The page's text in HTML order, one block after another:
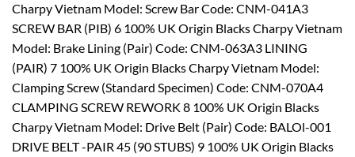
Charpy Vietnam Model: Screw Bar Code: CNM-041A3
SCREW BAR (PIB) 6 100% UK Origin Blacks Charpy Vietnam
Model: Brake Lining (Pair) Code: CNM-063A3 LINING
(PAIR) 7 100% UK Origin Blacks Charpy Vietnam Model:
Clamping Screw (Standard Specimen) Code: CNM-070A4
CLAMPING SCREW REWORK 8 100% UK Origin Blacks
Charpy Vietnam Model: Drive Belt (Pair) Code: BALOl-001
DRIVE BELT -PAIR 45 (90 STUBS) 9 100% UK Origin Blacks